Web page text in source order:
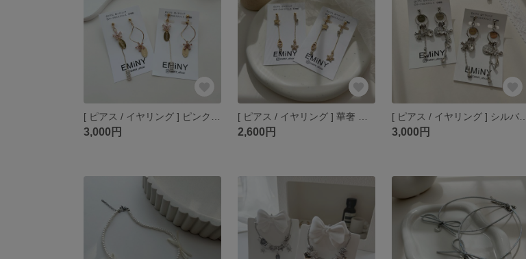
3,000円 2,600円
[ ピアス / イヤリング ] シルバークロス
3,000円